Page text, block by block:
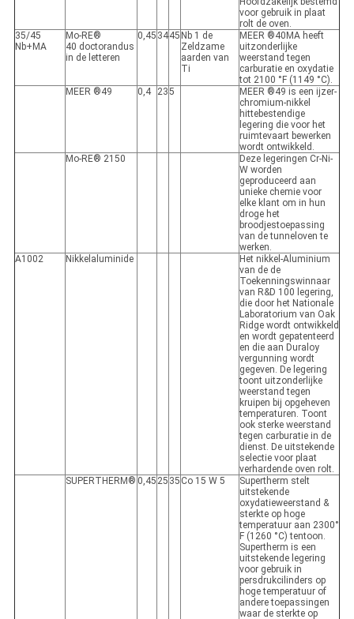
voor gebruik in plaat
rolt de oven.
35/45
Nb+MA
Mo-RE®
40 doctorandus
in de letteren
0,45 3445 Nb 1 de
Zeldzame
aarden van
Ti
MEER ®40MA heeft
uitzonderlijke
weerstand tegen
carburatie en oxydatie
tot 2100 °F (1149 °C).
MEER ®49
0,4 235
MEER ®49 is een ijzer-
chromium-nikkel
hittebestendige
legering die voor het
ruimtevaart bewerken
wordt ontwikkeld.
Mo-RE® 2150
Deze legeringen Cr-Ni-
W worden
geproduceerd aan
unieke chemie voor
elke klant om in hun
droge het
broodjestoepassing
van de tunneloven te
werken.
A1002
Nikkelaluminide
Het nikkel-Aluminium
van de de
Toekenningswinnaar
van R&D 100 legering,
die door het Nationale
Laboratorium van Oak
Ridge wordt ontwikkeld
en wordt gepatenteerd
en die aan Duraloy
vergunning wordt
gegeven. De legering
toont uitzonderlijke
weerstand tegen
kruipen bij opgeheven
temperaturen. Toont
ook sterke weerstand
tegen carburatie in de
dienst. De uitstekende
selectie voor plaat
verhardende oven rolt.
SUPERTHERM® 0,45 25 35 Co 15 W 5
Supertherm stelt
uitstekende
oxydatieweerstand &
sterkte op hoge
temperatuur aan 2300°
F (1260 °C) tentoon.
Supertherm is een
uitstekende legering
voor gebruik in
persdrukcilinders op
hoge temperatuur of
andere toepassingen
waar de sterkte op